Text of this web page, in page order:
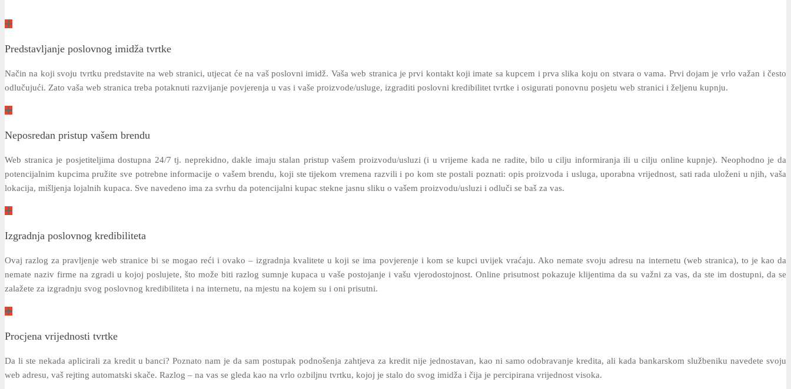
Predstavljanje poslovnog imidža tvrtke
Način na koji svoju tvrtku predstavite na web stranici, utjecat će na vaš poslovni imidž. Vaša web stranica je prvi kontakt koji imate sa kupcem i prva slika koju on stvara o vama. Prvi dojam je vrlo važan i često
odlučujući. Zato vaša web stranica treba potaknuti razvijanje povjerenja u vas i vaše proizvode/usluge, izgraditi poslovni kredibilitet tvrtke i osigurati ponovnu posjetu web stranici i željenu kupnju.
Neposredan pristup vašem brendu
Web stranica je posjetiteljima dostupna 24/7 tj. neprekidno, dakle imaju stalan pristup vašem proizvodu/usluzi (i u vrijeme kada ne radite, bilo u cilju informiranja ili u cilju online kupnje). Neophodno je da
potencijalnim kupcima pružite sve potrebne informacije o vašem brendu, koji ste tijekom vremena razvili i po kom ste postali poznati: opis proizvoda i usluga, uporabna vrijednost, sati rada uloženi u njih, vaša
lokacija, mišljenja lojalnih kupaca. Sve navedeno ima za svrhu da potencijalni kupac stekne jasnu sliku o vašem proizvodu/usluzi i odluči se baš za vas.
Izgradnja poslovnog kredibiliteta
Ovaj razlog za pravljenje web stranice bi se mogao reći i ovako – izgradnja kvalitete u koji se ima povjerenje i kom se kupci uvijek vraćaju. Ako nemate svoju adresu na internetu (web stranica), to je kao da
nemate naziv firme na zgradi u kojoj poslujete, što može biti razlog sumnje kupaca u vaše postojanje i vašu vjerodostojnost. Online prisutnost pokazuje klijentima da su važni za vas, da ste im dostupni, da se
zalažete za izgradnju svog poslovnog kredibiliteta i na internetu, na mjestu na kojem su i oni prisutni.
Procjena vrijednosti tvrtke
Da li ste nekada aplicirali za kredit u banci? Poznato nam je da sam postupak podnošenja zahtjeva za kredit nije jednostavan, kao ni samo odobravanje kredita, ali kada bankarskom službeniku navedete svoju
web adresu, vaš rejting automatski skače. Razlog – na vas se gleda kao na vrlo ozbiljnu tvrtku, kojoj je stalo do svog imidža i čija je percipirana vrijednost visoka.